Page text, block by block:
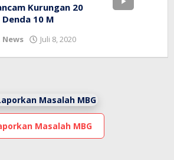
Kurungan 20
10 M
News Juli 8, 2020
tv
Masalah MBG